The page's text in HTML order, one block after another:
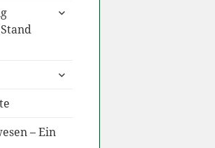
untermenü
untermenü
– Ein